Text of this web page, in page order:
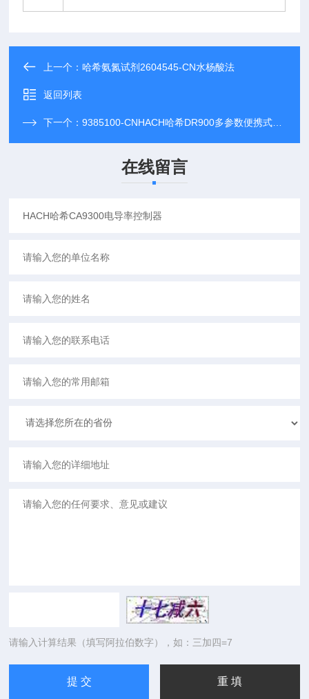
上一个：哈希氨氮试剂2604545-CN水杨酸法
返回列表
下一个：9385100-CNHACH哈希DR900多参数便携式比色计
在线留言
请输入计算结果（填写阿拉伯数字），如：三加四=7